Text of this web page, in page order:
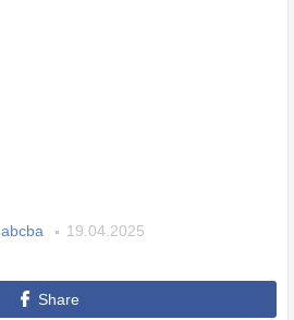
abcba 19.04.2025
Share